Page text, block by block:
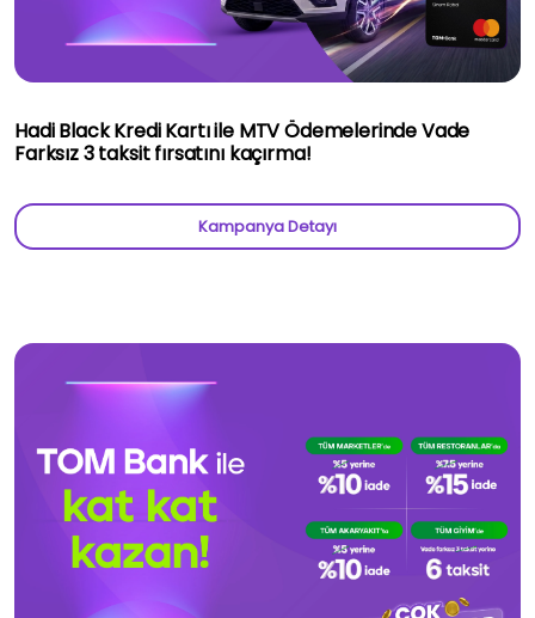
Hadi Black Kredi Kartı ile MTV Ödemelerinde Vade
Farksız 3 taksit fırsatını kaçırma!
Kampanya Detayı